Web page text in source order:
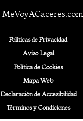
MeVoyACaceres.com
Políticas de Privacidad
Aviso Legal
Política de Cookies
Mapa Web
Declaración de Accesibilidad
Términos y Condiciones